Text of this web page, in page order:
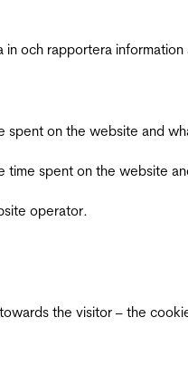
och rapportera information
spent on the website and
spent on the website
operator.
the visitor – the